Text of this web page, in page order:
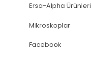
Ersa-Alpha Ürünleri
Mikroskoplar
Facebook